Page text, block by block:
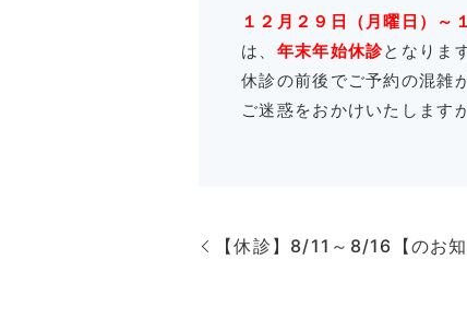
１２月２９日（月曜日）～
は、 年末年始休診となりま
休診の前後でご予約の混雑
ご迷惑をおかけいたします
【休診】8/11～8/16【のお知